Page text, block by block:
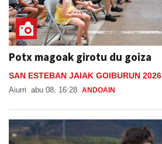
Potx magoak girotu du goiza
SAN ESTEBAN JAIAK GOIBURUN 2026
Aiurri abu 08, 16:28 ANDOAIN